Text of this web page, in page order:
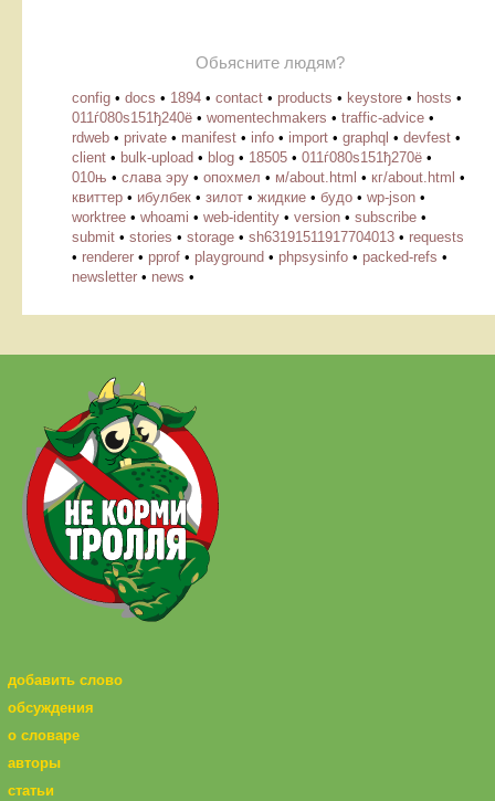
Обьясните людям?
config • docs • 1894 • contact • products • keystore • hosts •
011ѓ080ѕ151ђ240ё • womentechmakers • traffic-advice •
rdweb • private • manifest • info • import • graphql • devfest •
client • bulk-upload • blog • 18505 • 011ѓ080ѕ151ђ270ё •
010њ • слава эру • опохмел • м/about.html • кг/about.html •
квиттер • ибулбек • зилот • жидкие • будо • wp-json •
worktree • whoami • web-identity • version • subscribe •
submit • stories • storage • sh63191511917704013 • requests
• renderer • pprof • playground • phpsysinfo • packed-refs •
newsletter • news •
добавить слово
обсуждения
о словаре
авторы
статьи